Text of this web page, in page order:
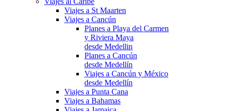
Viajes a St Maarten
Viajes a Cancún
Planes a Playa del Carmen
y Riviera Maya
desde Medellin
Planes a Cancún
desde Medellín
Viajes a Cancún y México
desde Medellín
Viajes a Punta Cana
Viajes a Bahamas